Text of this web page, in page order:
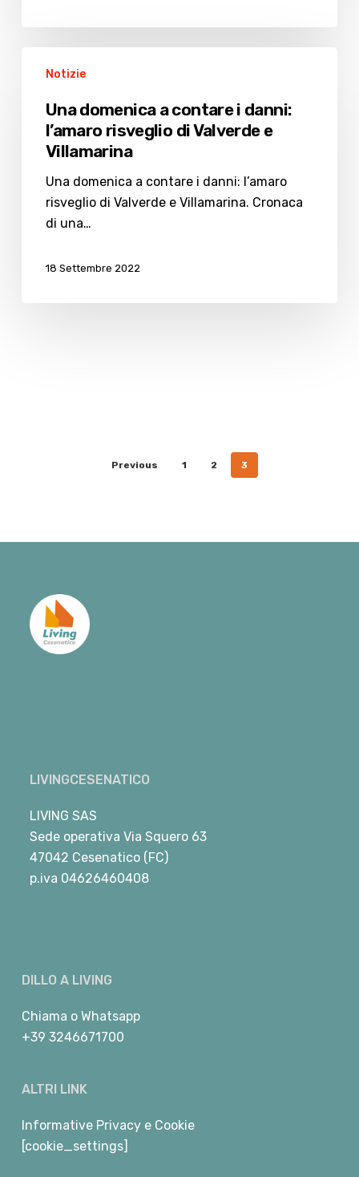
domenica
contare
danni:
l’amaro
risveglio
Notizie
Una domenica a contare i danni:
l’amaro risveglio di Valverde e
Villamarina
Una domenica a contare i danni: l’amaro
risveglio di Valverde e Villamarina. Cronaca
di una…
18 Settembre 2022
Previous 1 2 3
LIVINGCESENATICO
LIVING SAS
Sede operativa Via Squero 63
47042 Cesenatico (FC)
p.iva 04626460408
DILLO A LIVING
Chiama o Whatsapp
+39 3246671700
ALTRI LINK
Informative Privacy e Cookie
[cookie_settings]